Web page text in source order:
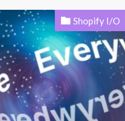
Shopify I/O